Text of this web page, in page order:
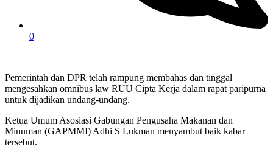
0
Pemerintah dan DPR telah rampung membahas dan tinggal
mengesahkan omnibus law RUU Cipta Kerja dalam rapat paripurna
untuk dijadikan undang-undang.
Ketua Umum Asosiasi Gabungan Pengusaha Makanan dan
Minuman (GAPMMI) Adhi S Lukman menyambut baik kabar
tersebut.